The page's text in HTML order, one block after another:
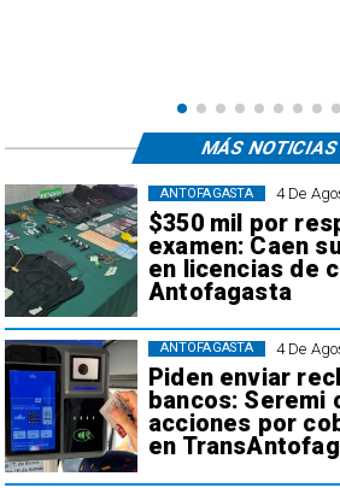
4 De
$350 mil por
examen: Caen
en licencias de
Antofagasta
ANTOFAGASTA
4 De
Piden enviar
bancos: Seremi
acciones por
en
ANTOFAGASTA
MÁS NOTICIAS